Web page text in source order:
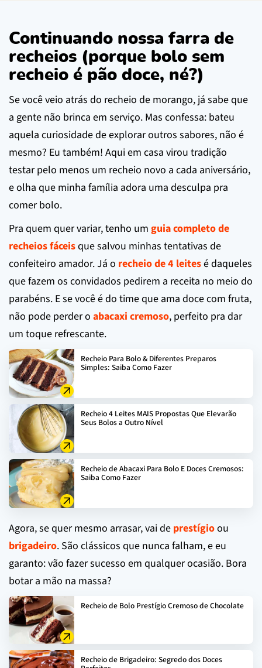
Continuando nossa farra de
recheios (porque bolo sem
recheio é pão doce, né?)
Se você veio atrás do recheio de morango, já sabe que
a gente não brinca em serviço. Mas confessa: bateu
aquela curiosidade de explorar outros sabores, não é
mesmo? Eu também! Aqui em casa virou tradição
testar pelo menos um recheio novo a cada aniversário,
e olha que minha família adora uma desculpa pra
comer bolo.
Pra quem quer variar, tenho um guia completo de
recheios fáceisque salvou minhas tentativas de
confeiteiro amador. Já o recheio de 4 leitesé daqueles
que fazem os convidados pedirem a receita no meio do
parabéns. E se você é do time que ama doce com fruta,
não pode perder o abacaxi cremoso, perfeito pra dar
um toque refrescante.
Recheio Para Bolo & Diferentes Preparos
Simples: Saiba Como Fazer
Recheio 4 Leites MAIS Propostas Que Elevarão
Seus Bolos a Outro Nível
Recheio de Abacaxi Para Bolo E Doces Cremosos:
Saiba Como Fazer
Agora, se quer mesmo arrasar, vai de prestígioou
brigadeiro. São clássicos que nunca falham, e eu
garanto: vão fazer sucesso em qualquer ocasião. Bora
botar a mão na massa?
Recheio de Bolo Prestígio Cremoso de Chocolate
Recheio de Brigadeiro: Segredo dos Doces